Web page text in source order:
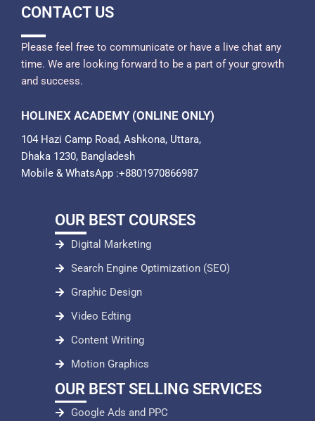
CONTACT US
Please feel free to communicate or have a live chat any
time. We are looking forward to be a part of your growth
and success.
HOLINEX ACADEMY (ONLINE ONLY)
104 Hazi Camp Road, Ashkona, Uttara,
Dhaka 1230, Bangladesh
Mobile & WhatsApp :+8801970866987
OUR BEST COURSES
Digital Marketing
Search Engine Optimization (SEO)
Graphic Design
Video Edting
Content Writing
Motion Graphics
OUR BEST SELLING SERVICES
Google Ads and PPC